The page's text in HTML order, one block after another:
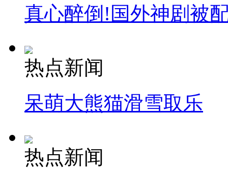
真心醉倒!国外神剧被
热点新闻
呆萌大熊猫滑雪取乐
热点新闻